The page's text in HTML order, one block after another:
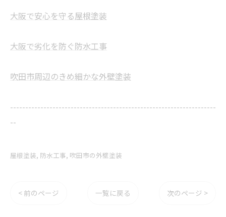
大阪で安心を守る屋根塗装
大阪で劣化を防ぐ防水工事
吹田市周辺のきめ細かな外壁塗装
--------------------------------------------------------------------
--
屋根塗装 防水工事 吹田市の外壁塗装
< 前のページ 一覧に戻る 次のページ >